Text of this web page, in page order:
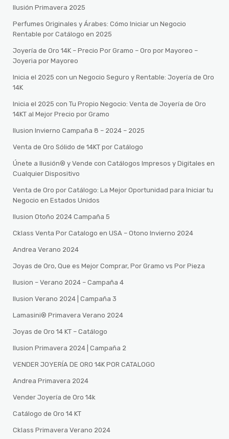
Ilusión Primavera 2025
Perfumes Originales y Árabes: Cómo Iniciar un Negocio
Rentable por Catálogo en 2025
Joyería de Oro 14K – Precio Por Gramo – Oro por Mayoreo –
Joyeria por Mayoreo
Inicia el 2025 con un Negocio Seguro y Rentable: Joyería de Oro
14K
Inicia el 2025 con Tu Propio Negocio: Venta de Joyería de Oro
14KT al Mejor Precio por Gramo
Ilusion Invierno Campaña 8 – 2024 – 2025
Venta de Oro Sólido de 14KT por Catálogo
Únete a Ilusión® y Vende con Catálogos Impresos y Digitales en
Cualquier Dispositivo
Venta de Oro por Catálogo: La Mejor Oportunidad para Iniciar tu
Negocio en Estados Unidos
Ilusion Otoño 2024 Campaña 5
Cklass Venta Por Catalogo en USA – Otono Invierno 2024
Andrea Verano 2024
Joyas de Oro, Que es Mejor Comprar, Por Gramo vs Por Pieza
Ilusion – Verano 2024 – Campaña 4
Ilusion Verano 2024 | Campaña 3
Lamasini®️ Primavera Verano 2024
Joyas de Oro 14 KT – Catálogo
Ilusion Primavera 2024 | Campaña 2
VENDER JOYERÍA DE ORO 14K POR CATALOGO
Andrea Primavera 2024
Vender Joyería de Oro 14k
Catálogo de Oro 14 KT
Cklass Primavera Verano 2024